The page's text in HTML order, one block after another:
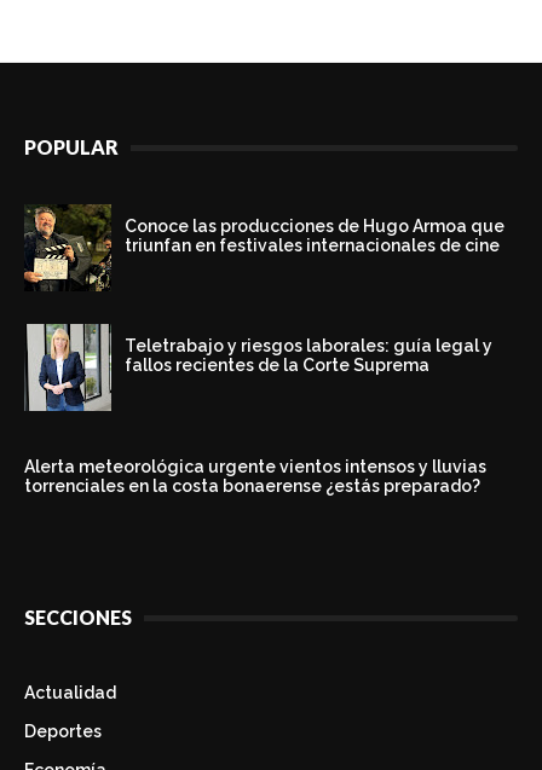
POPULAR
Conoce las producciones de Hugo Armoa que
triunfan en festivales internacionales de cine
Teletrabajo y riesgos laborales: guía legal y
fallos recientes de la Corte Suprema
Alerta meteorológica urgente vientos intensos y lluvias
torrenciales en la costa bonaerense ¿estás preparado?
SECCIONES
Actualidad
Deportes